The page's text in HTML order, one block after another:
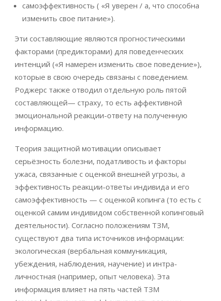
самоэффективность ( «Я уверен / а, что способна
изменить свое питание»).
Эти составляющие являются прогностическими
факторами (предикторами) для поведенческих
интенций («Я намерен изменить свое поведение»),
которые в свою очередь связаны с поведением.
Роджерс также отводил отдельную роль пятой
составляющей— страху, то есть аффективной
эмоциональной реакции-ответу на полученную
информацию.
Теория защитной мотивации описывает
серьёзность болезни, податливость и факторы
ужаса, связанные с оценкой внешней угрозы, а
эффективность реакции-ответы индивида и его
самоэффективность — с оценкой копинга (то есть с
оценкой самим индивидом собственной копинговый
деятельности). Согласно положениям ТЗМ,
существуют два типа источников информации:
экологическая (вербальная коммуникация,
убеждения, наблюдения, научение) и интра-
личностная (например, опыт человека). Эта
информация влияет на пять частей ТЗМ